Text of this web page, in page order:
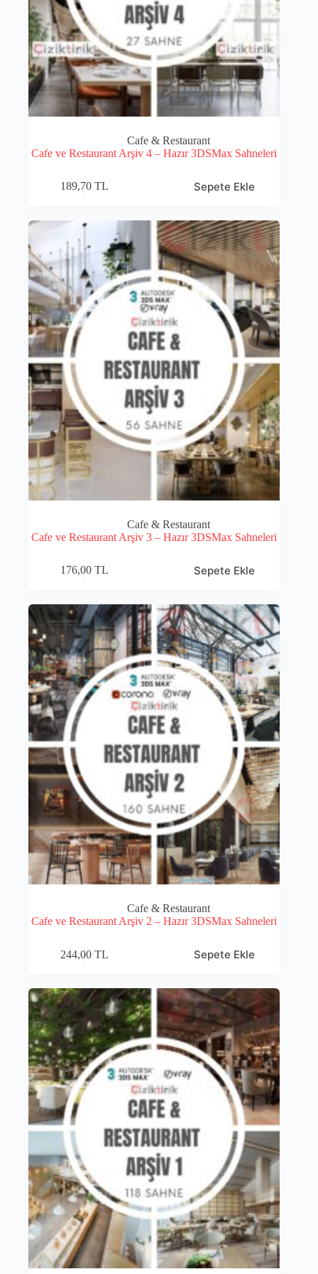
Cafe & Restaurant
Cafe ve Restaurant Arşiv 4 – Hazır 3DSMax Sahneleri
189,70TL Sepete Ekle
Cafe & Restaurant
Cafe ve Restaurant Arşiv 3 – Hazır 3DSMax Sahneleri
176,00TL Sepete Ekle
Cafe & Restaurant
Cafe ve Restaurant Arşiv 2 – Hazır 3DSMax Sahneleri
244,00TL Sepete Ekle